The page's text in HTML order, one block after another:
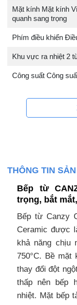
Mặt kính Mặt kính
quanh sang trọng
Phím điều khiển
Khu vực ra nhiệt 2
Công suất Công
THÔNG TIN
Bếp từ
trọng, bắt
Bếp từ Canzy
Ceramic được
khả năng chịu
750°C. Bề
thay đổi đột
thấp nên bếp
nhiệt. Mặt bếp